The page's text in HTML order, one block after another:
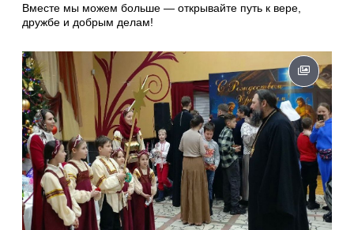
Вместе мы можем больше — открывайте путь к вере,
дружбе и добрым делам!